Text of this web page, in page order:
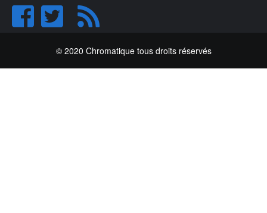
© 2020 Chromatique tous droits réservés